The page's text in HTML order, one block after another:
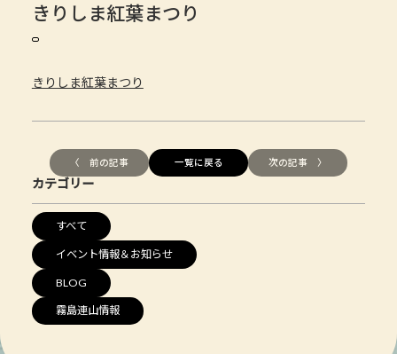
きりしま紅葉まつり
きりしま紅葉まつり
〈 前の記事 一覧に戻る 次の記事 〉
カテゴリー
すべて
イベント情報＆お知らせ
BLOG
霧島連山情報